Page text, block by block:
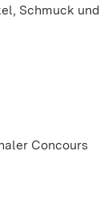
Schmuck und
Concours